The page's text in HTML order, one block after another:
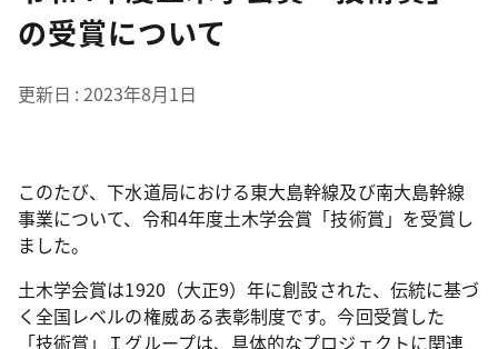
の受賞について
更新日 2023年8月1日
このたび、下水道局における東大島幹線及び南大島幹線
事業について、令和4年度土木学会賞「技術賞」を受賞し
ました。
土木学会賞は1920（大正9）年に創設された、伝統に基づ
く全国レベルの権威ある表彰制度です。今回受賞した
「技術賞」Ｉグループは、具体的なプロジェクトに関連